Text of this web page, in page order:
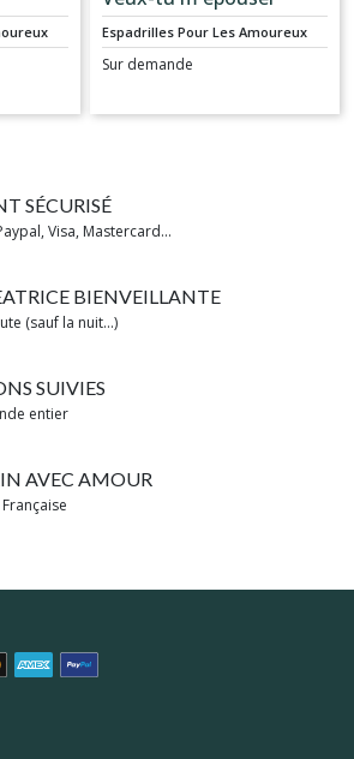
Espadrilles Pour Les Amoureux
Sur demande
SÉCURISÉ
Visa, Mastercard...
BIENVEILLANTE
(sauf la nuit...)
SUIVIES
entier
AVEC AMOUR